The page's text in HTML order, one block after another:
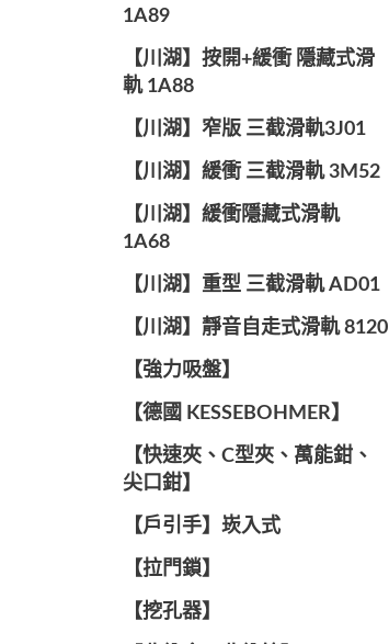
1A89
【川湖】按開+緩衝 隱藏式滑
軌 1A88
【川湖】窄版 三截滑軌3J01
【川湖】緩衝 三截滑軌 3M52
【川湖】緩衝隱藏式滑軌
1A68
【川湖】重型 三截滑軌 AD01
【川湖】靜音自走式滑軌 8120
【強力吸盤】
【德國 KESSEBOHMER】
【快速夾、C型夾、萬能鉗、
尖口鉗】
【戶引手】崁入式
【拉門鎖】
【挖孔器】